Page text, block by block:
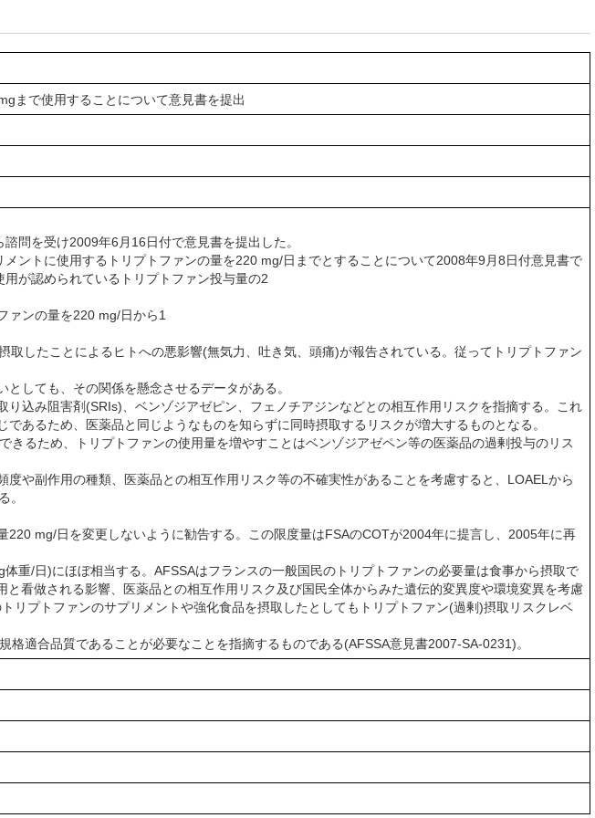
まで使用することについて意見書を提出
問を受け2009年6月16日付で意見書を提出した。
ントに使用するトリプトファンの量を220 mg/日までとすることについて2008年9月8日付意見書で
が認められているトリプトファン投与量の2
ァンの量を220 mg/日から1
したことによるヒトへの悪影響(無気力、吐き気、頭痛)が報告されている。従ってトリプトファン
しても、その関係を懸念させるデータがある。
込み阻害剤(SRIs)、ベンゾジアゼピン、フェノチアジンなどとの相互作用リスクを指摘する。これ
あるため、医薬品と同じようなものを知らずに同時摂取するリスクが増大するものとなる。
るため、トリプトファンの使用量を増やすことはベンゾジアゼペン等の医薬品の過剰投与のリス
や副作用の種類、医薬品との相互作用リスク等の不確実性があることを考慮すると、LOAELから
。
mg/日を変更しないように勧告する。この限度量はFSAのCOTが2004年に提言し、2005年に再
重/日)にほぼ相当する。AFSSAはフランスの一般国民のトリプトファンの必要量は食事から摂取で
看做される影響、医薬品との相互作用リスク及び国民全体からみた遺伝的変異度や環境変異を考慮
リプトファンのサプリメントや強化食品を摂取したとしてもトリプトファン(過剰)摂取リスクレベ
適合品質であることが必要なことを指摘するものである(AFSSA意見書2007-SA-0231)。